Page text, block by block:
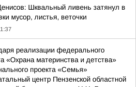
Шквальный ливень затянул в
мусор, листья, веточки
реализации федерального
«Охрана материнства и детства»
проекта «Семья»
центр Пензенской областной